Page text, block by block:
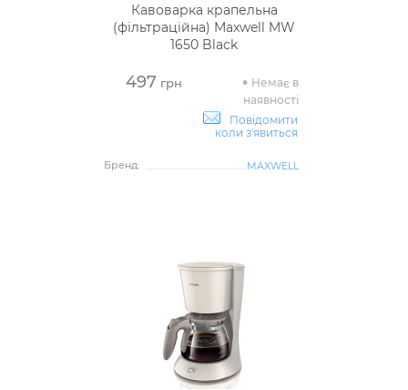
Кавоварка крапельна
(фільтраційна) Maxwell MW
1650 Black
497 грн
Немає в
наявності
Повідомити
коли з'явиться
Бренд: MAXWELL